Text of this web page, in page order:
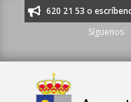
al 91 620 21 53 o
Síguenos